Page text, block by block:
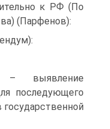
к РФ (По
(Парфенов):
– выявление
последующего
государственной